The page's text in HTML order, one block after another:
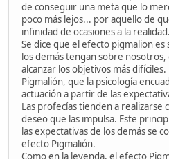
de conseguir una meta que lo
poco más lejos... por aquello de
infinidad de ocasiones a la realidad.
Se dice que el efecto pigmalion es
los demás tengan sobre
alcanzar los objetivos más
Pigmalión, que la psicología
actuación a partir de las
Las profecías tienden a realizarse
deseo que las impulsa. Este
las expectativas de los demás se
efecto Pigmalión.
Como en la leyenda, el efecto